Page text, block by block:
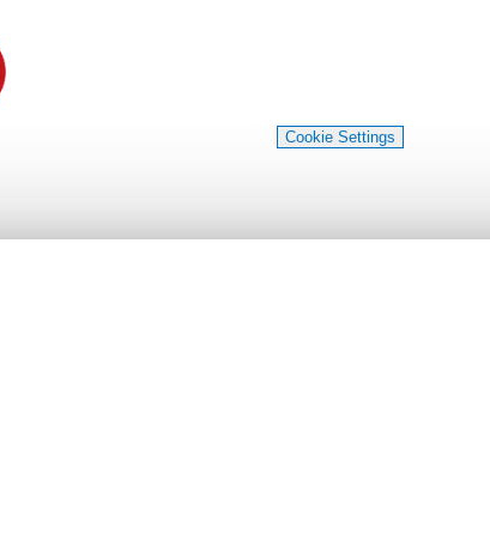
Cookie Settings